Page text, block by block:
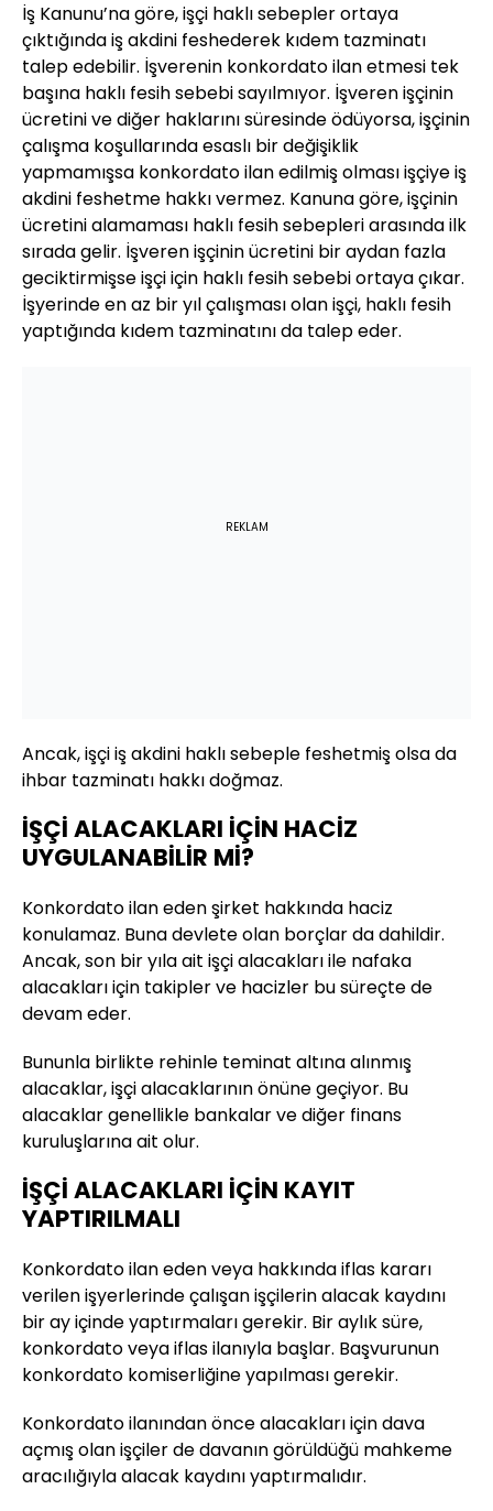
İş Kanunu’na göre, işçi haklı sebepler ortaya
çıktığında iş akdini feshederek kıdem tazminatı
talep edebilir. İşverenin konkordato ilan etmesi tek
başına haklı fesih sebebi sayılmıyor. İşveren işçinin
ücretini ve diğer haklarını süresinde ödüyorsa, işçinin
çalışma koşullarında esaslı bir değişiklik
yapmamışsa konkordato ilan edilmiş olması işçiye iş
akdini feshetme hakkı vermez. Kanuna göre, işçinin
ücretini alamaması haklı fesih sebepleri arasında ilk
sırada gelir. İşveren işçinin ücretini bir aydan fazla
geciktirmişse işçi için haklı fesih sebebi ortaya çıkar.
İşyerinde en az bir yıl çalışması olan işçi, haklı fesih
yaptığında kıdem tazminatını da talep eder.
REKLAM
Ancak, işçi iş akdini haklı sebeple feshetmiş olsa da
ihbar tazminatı hakkı doğmaz.
İŞÇİ ALACAKLARI İÇİN HACİZ
UYGULANABİLİR Mİ?
Konkordato ilan eden şirket hakkında haciz
konulamaz. Buna devlete olan borçlar da dahildir.
Ancak, son bir yıla ait işçi alacakları ile nafaka
alacakları için takipler ve hacizler bu süreçte de
devam eder.
Bununla birlikte rehinle teminat altına alınmış
alacaklar, işçi alacaklarının önüne geçiyor. Bu
alacaklar genellikle bankalar ve diğer finans
kuruluşlarına ait olur.
İŞÇİ ALACAKLARI İÇİN KAYIT
YAPTIRILMALI
Konkordato ilan eden veya hakkında iflas kararı
verilen işyerlerinde çalışan işçilerin alacak kaydını
bir ay içinde yaptırmaları gerekir. Bir aylık süre,
konkordato veya iflas ilanıyla başlar. Başvurunun
konkordato komiserliğine yapılması gerekir.
Konkordato ilanından önce alacakları için dava
açmış olan işçiler de davanın görüldüğü mahkeme
aracılığıyla alacak kaydını yaptırmalıdır.